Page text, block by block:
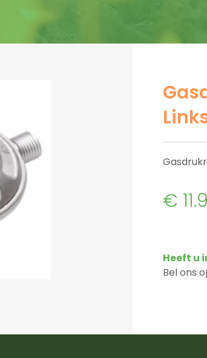
€
Heeft u
Bel ons